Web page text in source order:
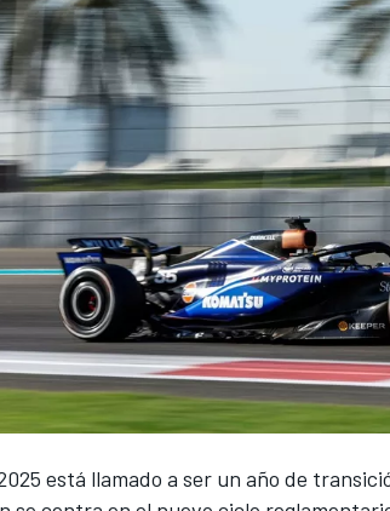
está llamado a ser un año de